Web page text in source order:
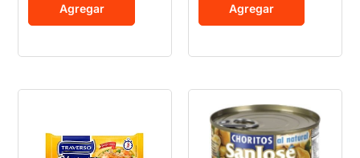
Agregar Agregar